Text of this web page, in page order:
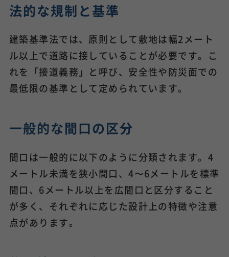
法的な規制と基準
建築基準法では、原則として敷地は幅2メート
ル以上で道路に接していることが必要です。こ
れを「接道義務」と呼び、安全性や防災面での
最低限の基準として定められています。
一般的な間口の区分
間口は一般的に以下のように分類されます。4
メートル未満を狭小間口、4〜6メートルを標準
間口、6メートル以上を広間口と区分すること
が多く、それぞれに応じた設計上の特徴や注意
点があります。